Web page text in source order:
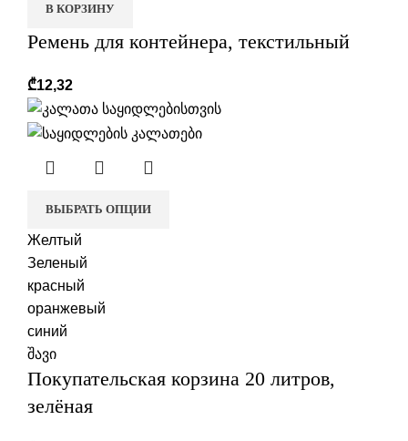
В КОРЗИНУ
Ремень для контейнера, текстильный
₾12,32
ВЫБРАТЬ ОПЦИИ
Желтый
Зеленый
красный
оранжевый
синий
შავი
Покупательская корзина 20 литров,
зелёная